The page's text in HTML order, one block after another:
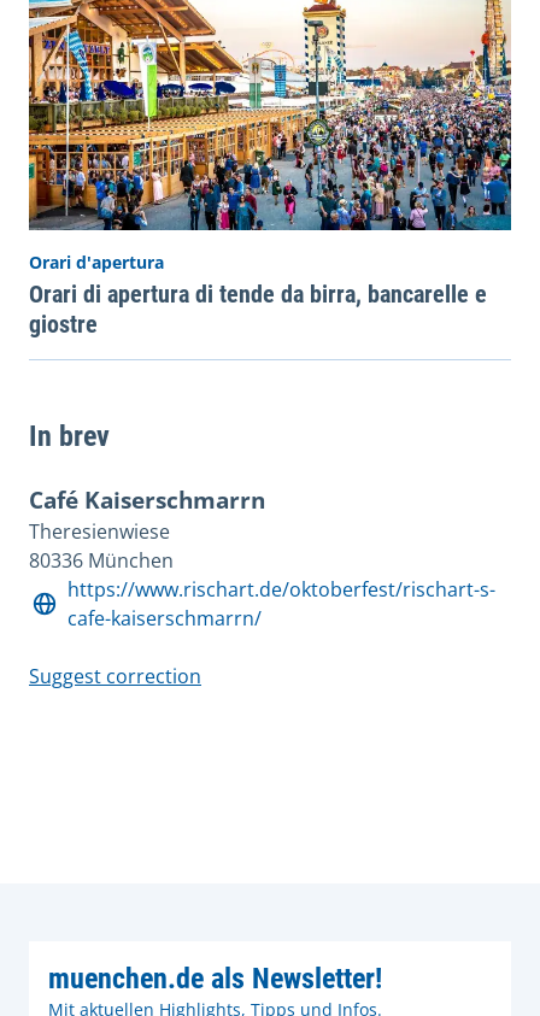
Orari d'apertura
Orari di apertura di tende da birra, bancarelle e
giostre
In brev
Café Kaiserschmarrn
Theresienwiese
80336 München
https://www.rischart.de/oktoberfest/rischart-s-
cafe-kaiserschmarrn/
Suggest correction
muenchen.de als Newsletter!
Mit aktuellen Highlights, Tipps und Infos.